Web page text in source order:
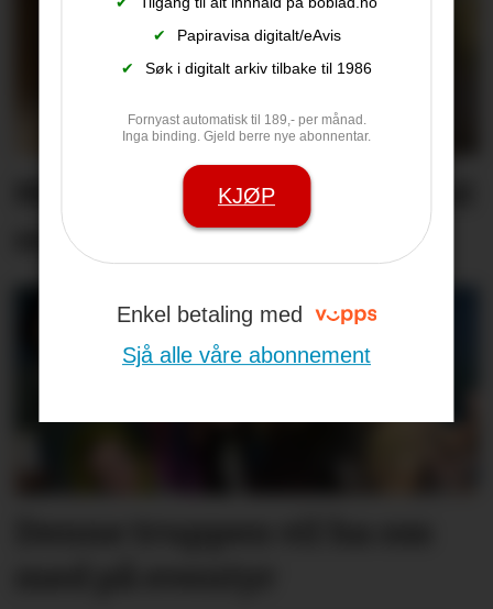
✔
Papiravisa digitalt/eAvis
✔
Søk i digitalt arkiv tilbake til 1986
Fornyast automatisk til 189,- per månad.
Inga binding. Gjeld berre nye abonnentar.
KJØP
Enkel betaling med
Sjå alle våre abonnement
Minnest mødrene sine med
song